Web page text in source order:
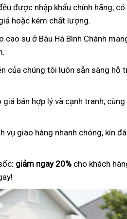
được nhập khẩu chính hãng,
hoặc kém chất lượng.
cao su ở Bàu Hà Bình Chánh
của chúng tôi luôn sẵn sàng hỗ
bán hợp lý và cạnh tranh,
vụ giao hàng nhanh chóng, kín
giảm ngay 20% cho khách